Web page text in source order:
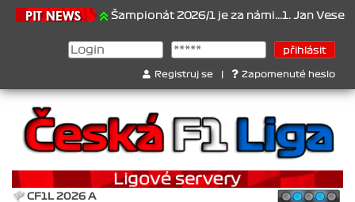
Šampionát 2026/1 je za námi...1. Jan Veselý , 2.
Registruj se Zapomenuté heslo
CF1L 2026 A